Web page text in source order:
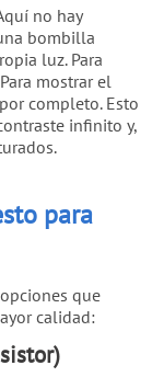
no hay
bombilla
luz. Para
mostrar el
completo. Esto
infinito y,
para
que
calidad: